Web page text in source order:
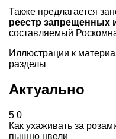
Также предлагается
реестр запрещенных
составляемый
Иллюстрации к
разделы
Актуально
5 0
Как ухаживать за
пышно цвели